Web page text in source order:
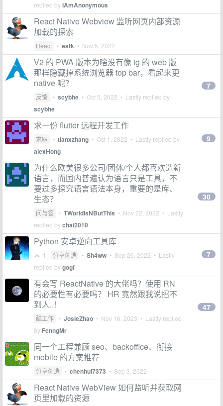
replied byIAmAnonymous
React Native Webview 监听网页内部资源
加载的探索
React • estk • Nov 5, 2022
V2 的 PWA 版本为啥没有像 tg 的 web 版
那样隐藏掉系统浏览器 top bar，看起来更
native 呢？
反馈 • scybhe • Oct 5, 2022 • Lastly replied by
scybhe
7
求一份 flutter 远程开发工作
求职 • tianxzhang • Oct 1, 2022 • Lastly replied by
alexHong
9
为什么欧美很多公司/团体/个人都喜欢造新
语言，而国内普遍认为语言只是工具，不
要过多探究语言语法本身，重要的是库、
生态？
问与答 • TWorldIsNButThis • Nov 22, 2022 • Lastly
replied bychai2010
30
Python 安卓逆向工具库
1 分享创造 • Sh4ww • Sep 26, 2022 • Lastly
replied bygogf
7
有会写 ReactNative 的大佬吗？使用 RN
的必要性有必要吗？ HR 竟然跟我说招不
到人..！
酷工作 • JosieZhao • Nov 16, 2023 • Lastly replied
by FenngMr
47
同一个工程兼顾 seo、backoffice、衔接
mobile 的方案推荐
分享创造 • chenhui7373 • Sep 3, 2022
React Native WebView 如何监听并获取网
页里加载的资源